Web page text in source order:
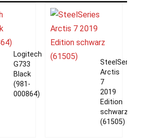
Logitech
G733
Black
(981-
000864)
SteelSeries
Arctis
7
2019
Edition
schwarz
(61505)